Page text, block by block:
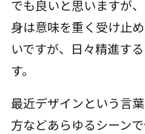
でも良いと思いますが
身は意味を重く受け止
いですが、日々精進す
す。
最近デザインという言
方などあらゆるシーン